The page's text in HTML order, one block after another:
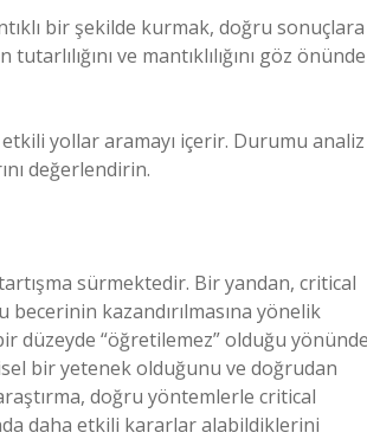
bir şekilde kurmak, doğru sonuçlara
ve mantıklılığını göz önünde
yollar aramayı içerir. Durumu analiz
değerlendirin.
sürmektedir. Bir yandan, critical
kazandırılmasına yönelik
düzeyde “öğretilemez” olduğu yönünde
bir yetenek olduğunu ve doğrudan
doğru yöntemlerle critical
daha etkili kararlar alabildiklerini